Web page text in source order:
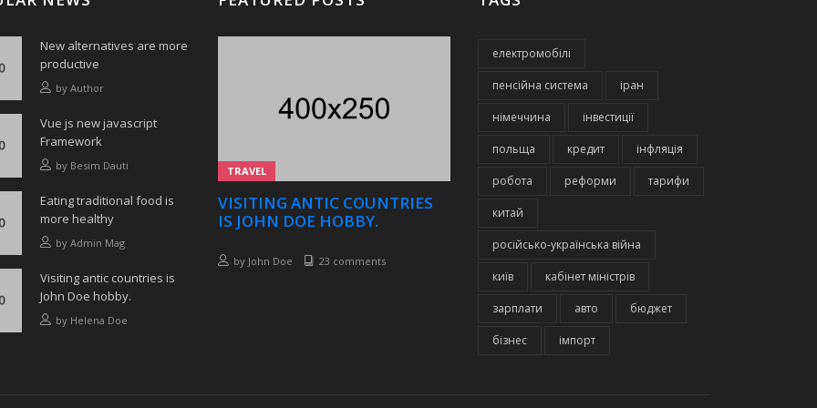
New alternatives are more
productive
by Author
Vue js new javascript
Framework
by Besim Dauti
Eating traditional food is
more healthy
by Admin Mag
Visiting antic countries is
John Doe hobby.
by Helena Doe
TRAVEL
VISITING ANTIC COUNTRIES
IS JOHN DOE HOBBY.
by John Doe 23 comments
електромобілі
пенсійна система іран
німеччина інвестиції
польща кредит інфляція
робота реформи тарифи
китай
російсько-українська війна
київ кабінет міністрів
зарплати авто бюджет
бізнес імпорт